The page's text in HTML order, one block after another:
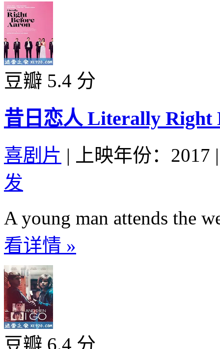
豆瓣 5.4 分
昔日恋人 Literally Right
喜剧片 | 上映年份：2017 |
发
A young man attends the
看详情 »
豆瓣 6.4 分